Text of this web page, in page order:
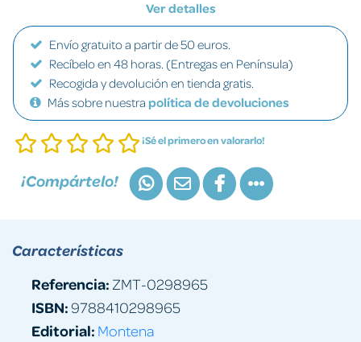
Ver detalles
Envío gratuito a partir de 50 euros.
Recíbelo en 48 horas. (Entregas en Península)
Recogida y devolución en tienda gratis.
Más sobre nuestra política de devoluciones
¡Sé el primero en valorarlo!
¡Compártelo!
Características
Referencia: ZMT-0298965
ISBN:9788410298965
Editorial: Montena